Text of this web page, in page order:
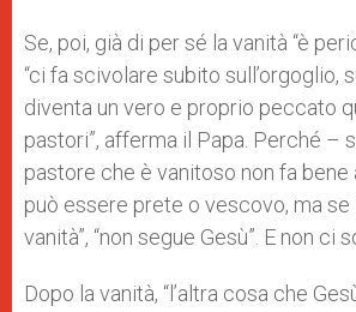
Se, poi, già di per sé la vanità “è
“ci fa scivolare subito sull’orgoglio,
diventa un vero e proprio peccato
pastori”, afferma il Papa. Perché –
pastore che è vanitoso non fa bene
può essere prete o vescovo, ma se
vanità”, “non segue Gesù”. E non ci
Dopo la vanità, “l’altra cosa che